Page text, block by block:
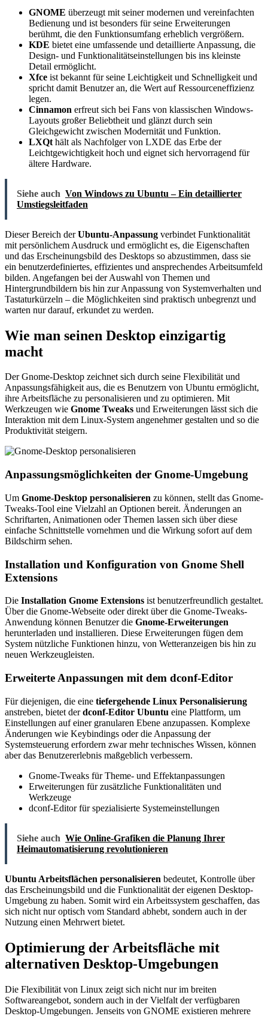
GNOME überzeugt mit seiner modernen und vereinfachten
Bedienung und ist besonders für seine Erweiterungen
berühmt, die den Funktionsumfang erheblich vergrößern.
KDE bietet eine umfassende und detaillierte Anpassung, die
Design- und Funktionalitätseinstellungen bis ins kleinste
Detail ermöglicht.
Xfce ist bekannt für seine Leichtigkeit und Schnelligkeit und
spricht damit Benutzer an, die Wert auf Ressourceneffizienz
legen.
Cinnamon erfreut sich bei Fans von klassischen Windows-
Layouts großer Beliebtheit und glänzt durch sein
Gleichgewicht zwischen Modernität und Funktion.
LXQt hält als Nachfolger von LXDE das Erbe der
Leichtgewichtigkeit hoch und eignet sich hervorragend für
ältere Hardware.
Siehe auch Von Windows zu Ubuntu – Ein detaillierter
Umstiegsleitfaden
Dieser Bereich derUbuntu-Anpassung verbindet Funktionalität
mit persönlichem Ausdruck und ermöglicht es, die Eigenschaften
und das Erscheinungsbild des Desktops so abzustimmen, dass sie
ein benutzerdefiniertes, effizientes und ansprechendes Arbeitsumfeld
bilden. Angefangen bei der Auswahl von Themen und
Hintergrundbildern bis hin zur Anpassung von Systemverhalten und
Tastaturkürzeln – die Möglichkeiten sind praktisch unbegrenzt und
warten nur darauf, erkundet zu werden.
Wie man seinen Desktop einzigartig
macht
Der Gnome-Desktop zeichnet sich durch seine Flexibilität und
Anpassungsfähigkeit aus, die es Benutzern von Ubuntu ermöglicht,
ihre Arbeitsfläche zu personalisieren und zu optimieren. Mit
Werkzeugen wie Gnome Tweaks und Erweiterungen lässt sich die
Interaktion mit dem Linux-System angenehmer gestalten und so die
Produktivität steigern.
Anpassungsmöglichkeiten der Gnome-Umgebung
Um Gnome-Desktop personalisieren zu können, stellt das Gnome-
Tweaks-Tool eine Vielzahl an Optionen bereit. Änderungen an
Schriftarten, Animationen oder Themen lassen sich über diese
einfache Schnittstelle vornehmen und die Wirkung sofort auf dem
Bildschirm sehen.
Installation und Konfiguration von Gnome Shell
Extensions
Die Installation Gnome Extensions ist benutzerfreundlich gestaltet.
Über die Gnome-Webseite oder direkt über die Gnome-Tweaks-
Anwendung können Benutzer die Gnome-Erweiterungen
herunterladen und installieren. Diese Erweiterungen fügen dem
System nützliche Funktionen hinzu, von Wetteranzeigen bis hin zu
neuen Werkzeugleisten.
Erweiterte Anpassungen mit dem dconf-Editor
Für diejenigen, die eine tiefergehende Linux Personalisierung
anstreben, bietet derdconf-Editor Ubuntu eine Plattform, um
Einstellungen auf einer granularen Ebene anzupassen. Komplexe
Änderungen wie Keybindings oder die Anpassung der
Systemsteuerung erfordern zwar mehr technisches Wissen, können
aber das Benutzererlebnis maßgeblich verbessern.
Gnome-Tweaks für Theme- und Effektanpassungen
Erweiterungen für zusätzliche Funktionalitäten und
Werkzeuge
dconf-Editor für spezialisierte Systemeinstellungen
Siehe auch Wie Online-Grafiken die Planung Ihrer
Heimautomatisierung revolutionieren
Ubuntu Arbeitsflächen personalisieren bedeutet, Kontrolle über
das Erscheinungsbild und die Funktionalität der eigenen Desktop-
Umgebung zu haben. Somit wird ein Arbeitssystem geschaffen, das
sich nicht nur optisch vom Standard abhebt, sondern auch in der
Nutzung einen Mehrwert bietet.
Optimierung der Arbeitsfläche mit
alternativen Desktop-Umgebungen
Die Flexibilität von Linux zeigt sich nicht nur im breiten
Softwareangebot, sondern auch in der Vielfalt der verfügbaren
Desktop-Umgebungen. Jenseits von GNOME existieren mehrere